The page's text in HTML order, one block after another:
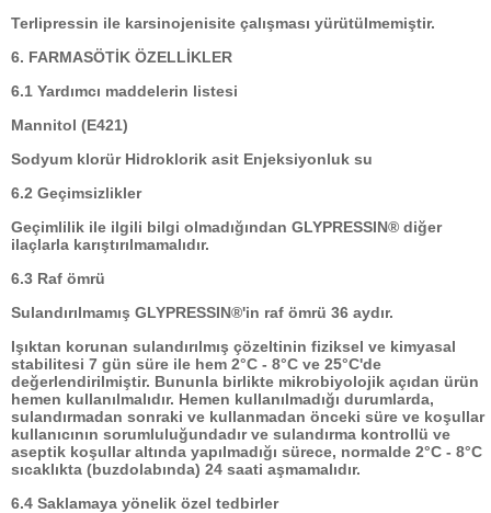
Terlipressin ile karsinojenisite çalışması yürütülmemiştir.
6. FARMASÖTİK ÖZELLİKLER
6.1 Yardımcı maddelerin listesi
Mannitol (E421)
Sodyum klorür Hidroklorik asit Enjeksiyonluk su
6.2 Geçimsizlikler
Geçimlilik ile ilgili bilgi olmadığından GLYPRESSIN® diğer
ilaçlarla karıştırılmamalıdır.
6.3 Raf ömrü
Sulandırılmamış GLYPRESSIN®'in raf ömrü 36 aydır.
Işıktan korunan sulandırılmış çözeltinin fiziksel ve kimyasal
stabilitesi 7 gün süre ile hem 2°C - 8°C ve 25°C'de
değerlendirilmiştir. Bununla birlikte mikrobiyolojik açıdan ürün
hemen kullanılmalıdır. Hemen kullanılmadığı durumlarda,
sulandırmadan sonraki ve kullanmadan önceki süre ve koşullar
kullanıcının sorumluluğundadır ve sulandırma kontrollü ve
aseptik koşullar altında yapılmadığı sürece, normalde 2°C - 8°C
sıcaklıkta (buzdolabında) 24 saati aşmamalıdır.
6.4 Saklamaya yönelik özel tedbirler